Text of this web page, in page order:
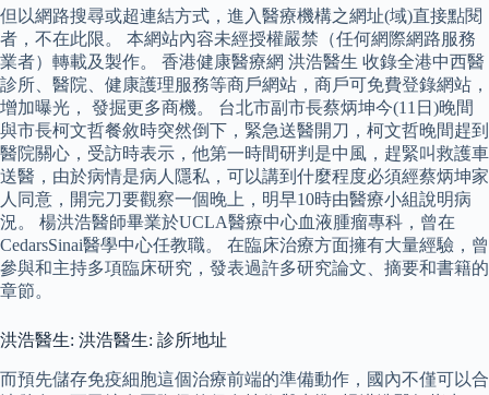
但以網路搜尋或超連結方式，進入醫療機構之網址(域)直接點閱
者，不在此限。 本網站內容未經授權嚴禁（任何網際網路服務
業者）轉載及製作。 香港健康醫療網 洪浩醫生 收錄全港中西醫
診所、醫院、健康護理服務等商戶網站，商戶可免費登錄網站，
增加曝光， 發掘更多商機。 台北市副市長蔡炳坤今(11日)晚間
與市長柯文哲餐敘時突然倒下，緊急送醫開刀，柯文哲晚間趕到
醫院關心，受訪時表示，他第一時間研判是中風，趕緊叫救護車
送醫，由於病情是病人隱私，可以講到什麼程度必須經蔡炳坤家
人同意，開完刀要觀察一個晚上，明早10時由醫療小組說明病
況。 楊洪浩醫師畢業於UCLA醫療中心血液腫瘤專科，曾在
CedarsSinai醫學中心任教職。 在臨床治療方面擁有大量經驗，曾
參與和主持多項臨床研究，發表過許多研究論文、摘要和書籍的
章節。
洪浩醫生: 洪浩醫生: 診所地址
而預先儲存免疫細胞這個治療前端的準備動作，國內不僅可以合